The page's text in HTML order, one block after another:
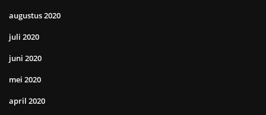
augustus 2020
juli 2020
juni 2020
mei 2020
april 2020